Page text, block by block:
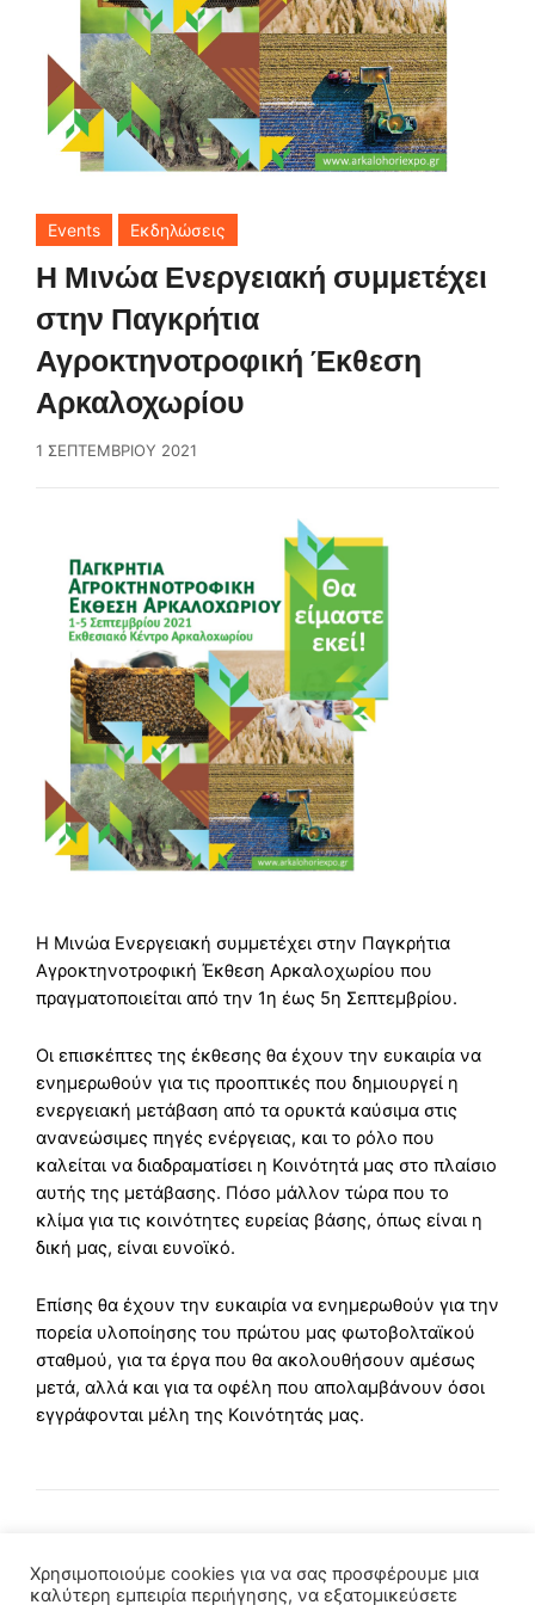
Events Εκδηλώσεις
Η Μινώα Ενεργειακή συμμετέχει
στην Παγκρήτια
Αγροκτηνοτροφική Έκθεση
Αρκαλοχωρίου
1 ΣΕΠΤΕΜΒΡΊΟΥ 2021
Η Μινώα Ενεργειακή συμμετέχει στην Παγκρήτια
Αγροκτηνοτροφική Έκθεση Αρκαλοχωρίου που
πραγματοποιείται από την 1η έως 5η Σεπτεμβρίου.
Οι επισκέπτες της έκθεσης θα έχουν την ευκαιρία να
ενημερωθούν για τις προοπτικές που δημιουργεί η
ενεργειακή μετάβαση από τα ορυκτά καύσιμα στις
ανανεώσιμες πηγές ενέργειας, και το ρόλο που
καλείται να διαδραματίσει η Κοινότητά μας στο πλαίσιο
αυτής της μετάβασης. Πόσο μάλλον τώρα που το
κλίμα για τις κοινότητες ευρείας βάσης, όπως είναι η
δική μας, είναι ευνοϊκό.
Επίσης θα έχουν την ευκαιρία να ενημερωθούν για την
πορεία υλοποίησης του πρώτου μας φωτοβολταϊκού
σταθμού, για τα έργα που θα ακολουθήσουν αμέσως
μετά, αλλά και για τα οφέλη που απολαμβάνουν όσοι
εγγράφονται μέλη της Κοινότητάς μας.
Χρησιμοποιούμε cookies για να σας προσφέρουμε μια
καλύτερη εμπειρία περιήγησης, να εξατομικεύσετε